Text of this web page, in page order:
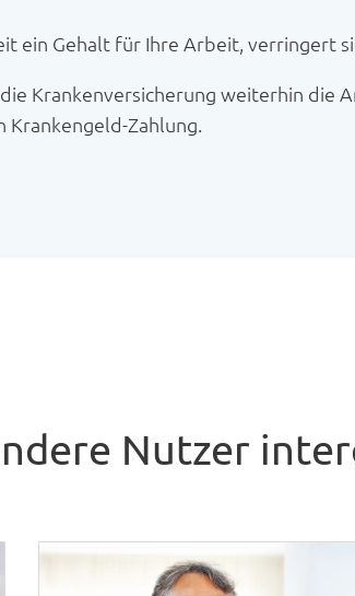
ein Gehalt für Ihre Arbeit, verringert
Krankenversicherung weiterhin die
Zahlung.
Nutzer